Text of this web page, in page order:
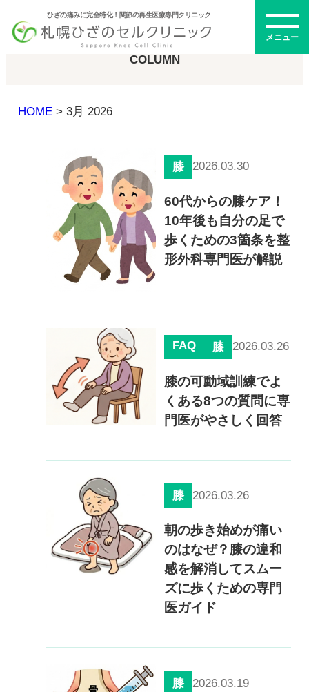
ひざの痛みに完全特化！関節の再生医療専門クリニック
メニュー
メニュー・料金
ひざの再生医療とは
幹細胞治療
PRP治療
慢性疼痛
再生医療とは
ドクター紹介
症例
よくある質問
採用情報
予約フォーム
治療電話相談はこちら
0120-117-560
※上記電話番号をタップで電話が繋がります
コラム
COLUMN
HOME> 3月 2026
膝 2026.03.30
60代からの膝ケア！
10年後も自分の足で
歩くための3箇条を整
形外科専門医が解説
FAQ 膝 2026.03.26
膝の可動域訓練でよ
くある8つの質問に専
門医がやさしく回答
膝 2026.03.26
朝の歩き始めが痛い
のはなぜ？膝の違和
感を解消してスムー
ズに歩くための専門
医ガイド
膝 2026.03.19